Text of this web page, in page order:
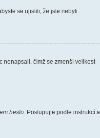
se ujistili, že jste nebyli
nenapsali, čímž se zmenší velikost
heslo . Postupujte podle instrukcí a